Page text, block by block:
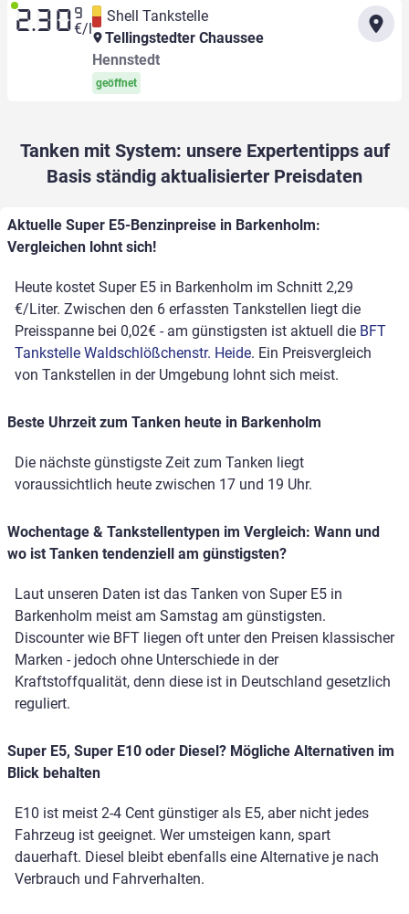
2.30 9
€/l
Shell Tankstelle
Tellingstedter Chaussee
Hennstedt
geöffnet
Tanken mit System: unsere Expertentipps auf
Basis ständig aktualisierter Preisdaten
Aktuelle Super E5-Benzinpreise in Barkenholm:
Vergleichen lohnt sich!
Heute kostet Super E5 in Barkenholm im Schnitt 2,29
€/Liter. Zwischen den 6 erfassten Tankstellen liegt die
Preisspanne bei 0,02€ - am günstigsten ist aktuell die BFT
Tankstelle Waldschlößchenstr. Heide. Ein Preisvergleich
von Tankstellen in der Umgebung lohnt sich meist.
Beste Uhrzeit zum Tanken heute in Barkenholm
Die nächste günstigste Zeit zum Tanken liegt
voraussichtlich heute zwischen 17 und 19 Uhr.
Wochentage & Tankstellentypen im Vergleich: Wann und
wo ist Tanken tendenziell am günstigsten?
Laut unseren Daten ist das Tanken von Super E5 in
Barkenholm meist am Samstag am günstigsten.
Discounter wie BFT liegen oft unter den Preisen klassischer
Marken - jedoch ohne Unterschiede in der
Kraftstoffqualität, denn diese ist in Deutschland gesetzlich
reguliert.
Super E5, Super E10 oder Diesel? Mögliche Alternativen im
Blick behalten
E10 ist meist 2-4 Cent günstiger als E5, aber nicht jedes
Fahrzeug ist geeignet. Wer umsteigen kann, spart
dauerhaft. Diesel bleibt ebenfalls eine Alternative je nach
Verbrauch und Fahrverhalten.